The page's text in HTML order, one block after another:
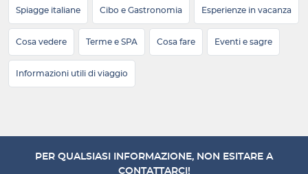
Spiagge italiane Cibo e Gastronomia Esperienze in vacanza
Cosa vedere Terme e SPA Cosa fare Eventi e sagre
Informazioni utili di viaggio
PER QUALSIASI INFORMAZIONE, NON ESITARE A
CONTATTARCI!